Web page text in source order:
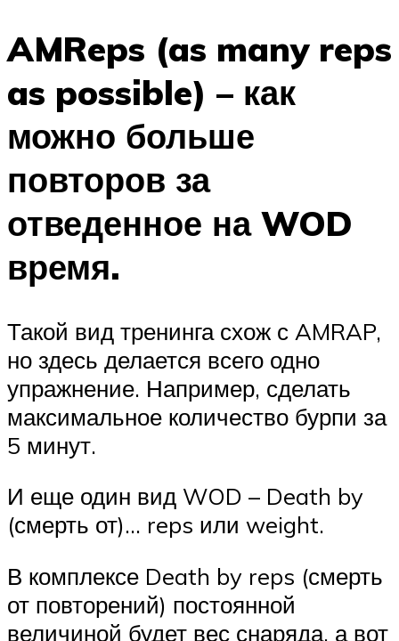
AMReps (as many reps
as possible) – как
можно больше
повторов за
отведенное на WOD
время.
Такой вид тренинга схож с AMRAP,
но здесь делается всего одно
упражнение. Например, сделать
максимальное количество бурпи за
5 минут.
И еще один вид WOD – Death by
(смерть от)… reps или weight.
В комплексе Death by reps (смерть
от повторений) постоянной
величиной будет вес снаряда, а вот